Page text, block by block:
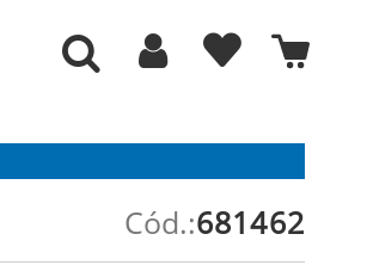
681462
Cód.: